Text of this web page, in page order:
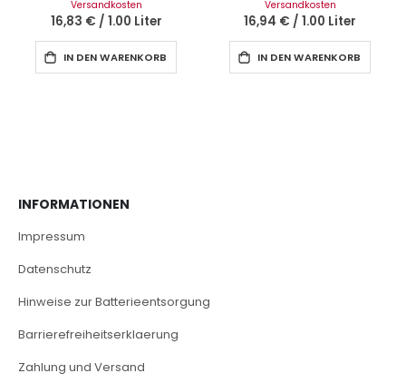
Versandkosten
16,83 € / 1.00 Liter
IN DEN WARENKORB
Versandkosten
16,94 € / 1.00 Liter
IN DEN WARENKORB
INFORMATIONEN
Impressum
Datenschutz
Hinweise zur Batterieentsorgung
Barrierefreiheitserklaerung
Zahlung und Versand